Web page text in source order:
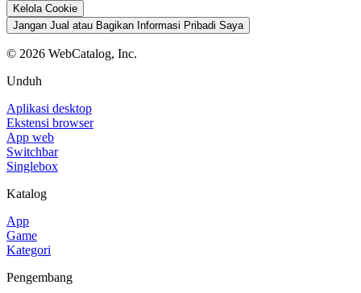
Kelola Cookie
Jangan Jual atau Bagikan Informasi Pribadi Saya
© 2026 WebCatalog, Inc.
Unduh
Aplikasi desktop
Ekstensi browser
App web
Switchbar
Singlebox
Katalog
App
Game
Kategori
Pengembang